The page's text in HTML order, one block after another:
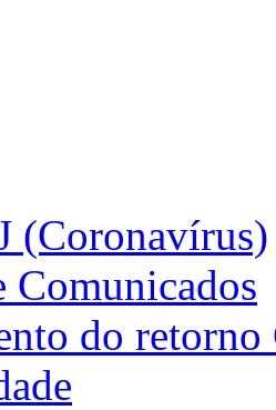
(Coronavírus)
Comunicados
do retorno